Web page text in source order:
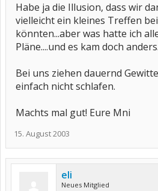
Habe ja die Illusion, dass wir
vielleicht ein kleines Treffen
könnten...aber was hatte ich
Pläne....und es kam doch
Bei uns ziehen dauernd
einfach nicht schlafen.
Machts mal gut! Eure Mni
15. August 2003
eli
Neues Mitglied